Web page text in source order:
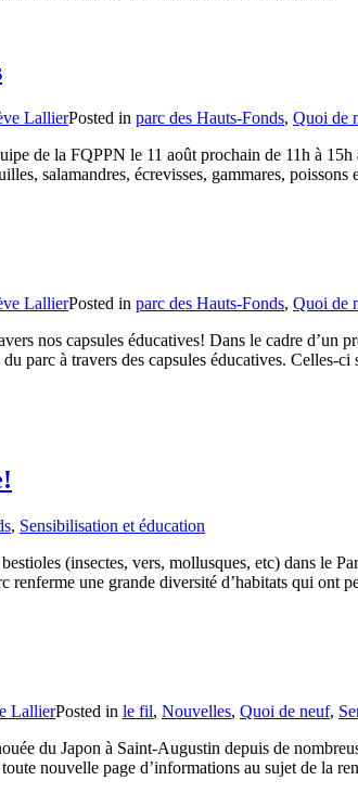
LallierPosted in parc des Hauts-Fonds, Quoi de
de la FQPPN le 11 août prochain de 11h à
salamandres, écrevisses, gammares,
LallierPosted in parc des Hauts-Fonds, Quoi de
nos capsules éducatives! Dans le cadre
parc à travers des capsules éducatives. Celles-
, Sensibilisation et éducation
(insectes, vers, mollusques, etc) dans le
renferme une grande diversité d’habitats qui
LallierPosted in le fil, Nouvelles, Quoi de neuf,
du Japon à Saint-Augustin depuis de
nouvelle page d’informations au sujet de la